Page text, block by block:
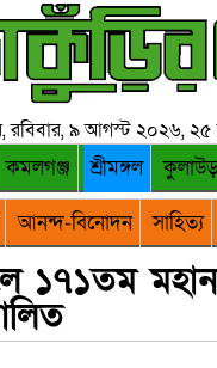
রবিবার, ৯ আগস্ট ২০২৬, ২৫
কমলগঞ্জ শ্রীমঙ্গল
আনন্দ-বিনোদন সাহিত্য
১৭১তম